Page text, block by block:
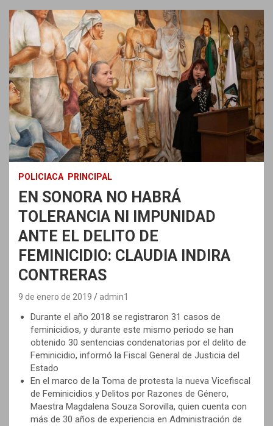
POLICIACA PRINCIPAL
EN SONORA NO HABRÁ
TOLERANCIA NI IMPUNIDAD
ANTE EL DELITO DE
FEMINICIDIO: CLAUDIA INDIRA
CONTRERAS
9 de enero de 2019 admin1
Durante el año 2018 se registraron 31 casos de
feminicidios, y durante este mismo periodo se han
obtenido 30 sentencias condenatorias por el delito de
Feminicidio, informó la Fiscal General de Justicia del
Estado
En el marco de la Toma de protesta la nueva Vicefiscal
de Feminicidios y Delitos por Razones de Género,
Maestra Magdalena Souza Sorovilla, quien cuenta con
más de 30 años de experiencia en Administración de